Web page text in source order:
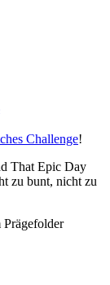
Challenge!
That Epic Day
zu bunt, nicht zu